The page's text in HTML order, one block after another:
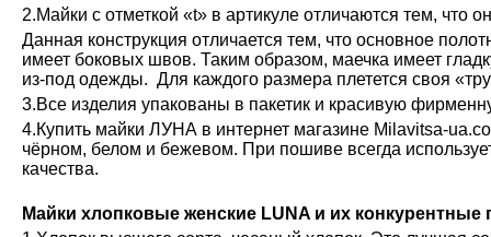
2.Майки с отметкой «t» в артикуле отличаются тем, что
Данная конструкция отличается тем, что основное
имеет боковых швов. Таким образом, маечка имеет
из-под одежды. Для каждого размера плетется своя
3.Все изделия упакованы в пакетик и красивую
4.Купить майки ЛУНА в интернет магазине Milavitsa-
чёрном, белом и бежевом. При пошиве всегда
качества.
Майки хлопковые женские LUNA и их конкурентные